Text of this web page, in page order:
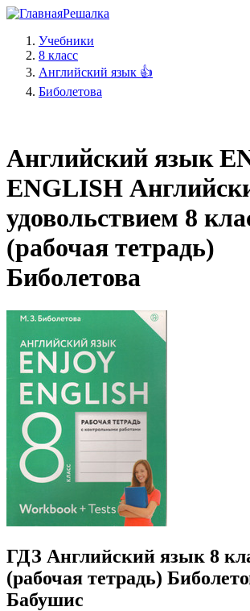
Решалка
Учебники
8 класс
Английский язык 👍
Биболетова
Английский язык
ENGLISH
удовольствием 8
(рабочая тетрадь)
Биболетова
ГДЗ Английский язык 8
(рабочая тетрадь)
Бабушис